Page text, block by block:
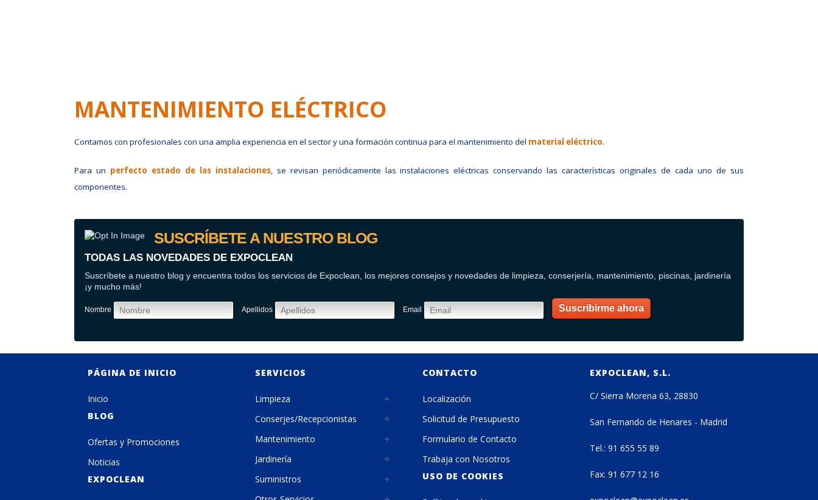
MANTENIMIENTO ELÉCTRICO
Contamos con profesionales con una amplia experiencia en el sector y una formación continua para el mantenimiento del material eléctrico.
Para un perfecto estado de las instalaciones, se revisan periódicamente las instalaciones eléctricas conservando las características originales de cada uno de sus
componentes.
SUSCRÍBETE A NUESTRO BLOG
TODAS LAS NOVEDADES DE EXPOCLEAN
Suscríbete a nuestro blog y encuentra todos los servicios de Expoclean, los mejores consejos y novedades de limpieza, conserjería, mantenimiento, piscinas, jardinería
¡y mucho más!
Nombre Apellidos Email
PÁGINA DE INICIO
Inicio
BLOG
Ofertas y Promociones
Noticias
EXPOCLEAN
SERVICIOS
Limpieza
Conserjes/Recepcionistas
Mantenimiento
Jardinería
Suministros
CONTACTO
Localización
Solicitud de Presupuesto
Formulario de Contacto
Trabaja con Nosotros
USO DE COOKIES
EXPOCLEAN, S.L.
C/ Sierra Morena 63, 28830
San Fernando de Henares - Madrid
Tel.: 91 655 55 89
Fax: 91 677 12 16